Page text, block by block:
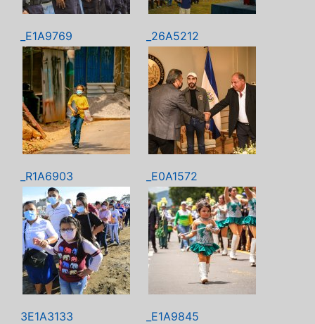
_E1A9769 _26A5212
_R1A6903 _E0A1572
3E1A3133 _E1A9845